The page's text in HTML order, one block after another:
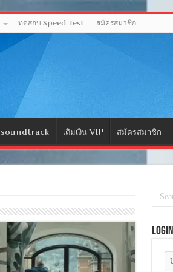
ทดสอบ Speed Test สมัครสมาชิก
soundtrack เติมเงิน VIP สมัครสมาชิก
Login